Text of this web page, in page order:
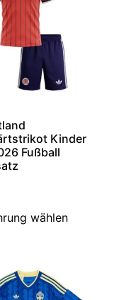
Kinder
Fußball
wählen